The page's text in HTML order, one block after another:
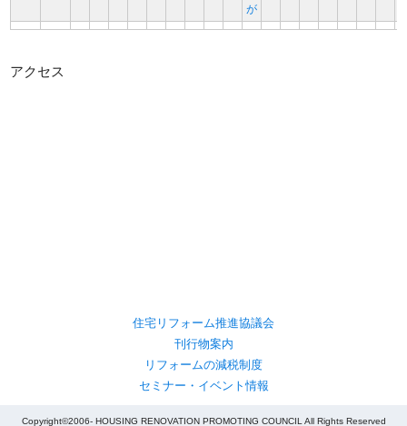
が
アクセス
住宅リフォーム推進協議会
刊行物案内
リフォームの減税制度
セミナー・イベント情報
Copyright©2006- HOUSING RENOVATION PROMOTING COUNCIL All Rights Reserved